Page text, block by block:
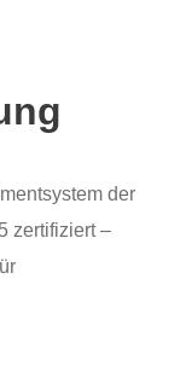
der
zertifiziert –